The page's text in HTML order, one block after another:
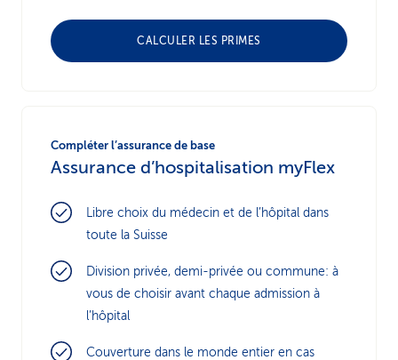
CALCULER LES PRIMES
Compléter l’assurance de base
Assurance d’hospitalisation myFlex
Libre choix du médecin et de l’hôpital dans
toute la Suisse
Division privée, demi-privée ou commune: à
vous de choisir avant chaque admission à
l’hôpital
Couverture dans le monde entier en cas